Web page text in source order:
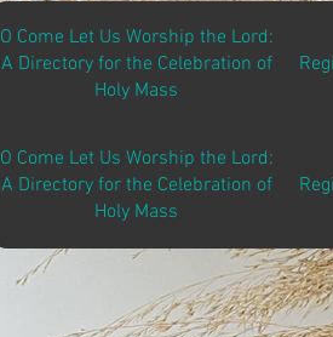
O Come Let Us Worship the Lord:
A Directory for the Celebration of
Holy Mass
O Come Let Us Worship the Lord:
A Directory for the Celebration of
Holy Mass